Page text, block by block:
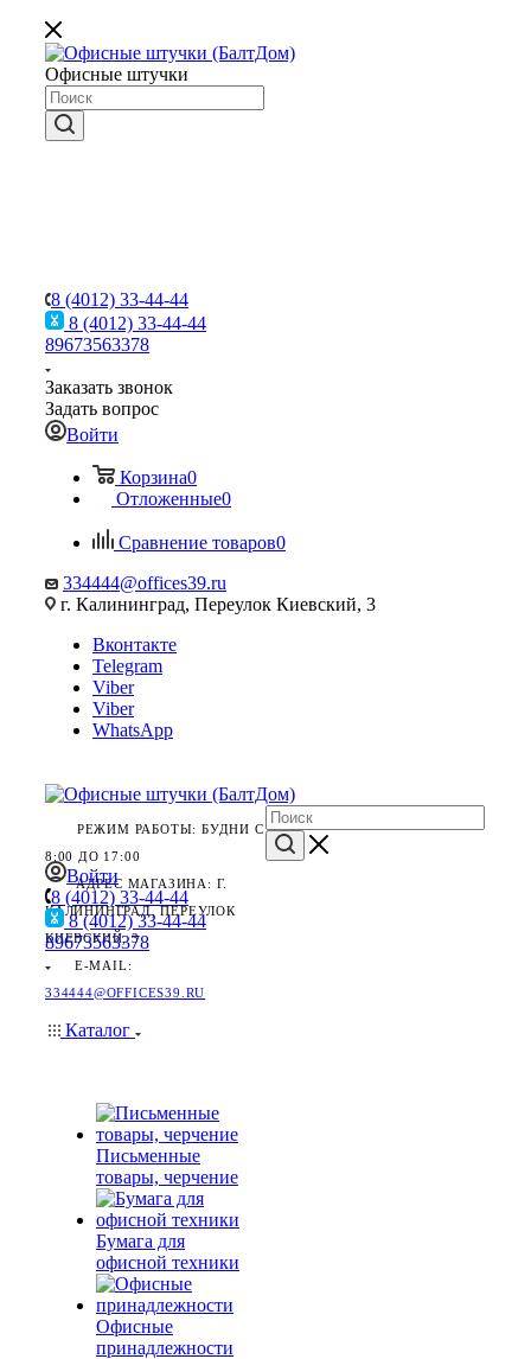
Офисные штучки
8 (4012) 33-44-44
8 (4012) 33-44-44
89673563378
Заказать звонок
Задать вопрос
Войти
Корзина0
Отложенные0
Сравнение товаров0
334444@offices39.ru
г. Калининград, Переулок Киевский, 3
Вконтакте
Telegram
Viber
Viber
WhatsApp
РЕЖИМ РАБОТЫ: БУДНИ С
8:00 ДО 17:00
АДРЕС МАГАЗИНА: Г.
КАЛИНИНГРАД, ПЕРЕУЛОК
КИЕВСКИЙ, 3
E-MAIL:
334444@OFFICES39.RU
Войти
8 (4012) 33-44-44
8 (4012) 33-44-44
89673563378
Каталог
Письменные
товары, черчение
Бумага для
офисной техники
Офисные
принадлежности